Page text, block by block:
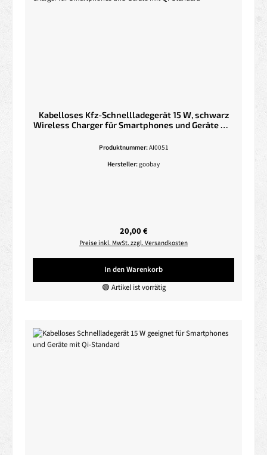
Kabelloses Kfz-Schnellladegerät 15 W, schwarz
Wireless Charger für Smartphones und Geräte mit
Produktnummer:AI0051
Hersteller:goobay
Regulärer Preis:
20,00 €
Preise inkl. MwSt. zzgl. Versandkosten
In den Warenkorb
🟢 Artikel ist vorrätig